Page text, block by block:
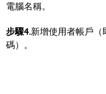
電腦名稱。
步驟4.新增使用者帳戶
碼）。